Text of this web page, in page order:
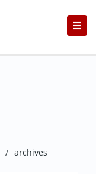
/ archives